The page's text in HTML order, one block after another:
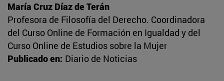
María Cruz Díaz de Terán
Profesora de Filosofía del Derecho. Coordinadora
del Curso Online de Formación en Igualdad y del
Curso Online de Estudios sobre la Mujer
Publicado en: Diario de Noticias